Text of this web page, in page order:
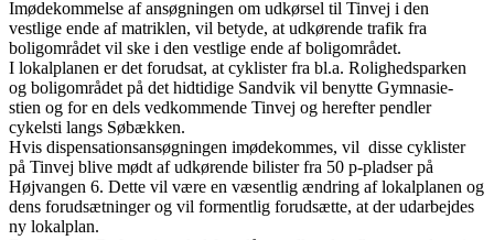
Imødekommelse af ansøgningen om udkørsel til Tinvej i den
vestlige ende af matriklen, vil betyde, at udkørende trafik fra
boligområdet vil ske i den vestlige ende af boligområdet.
I lokalplanen er det forudsat, at cyklister fra bl.a. Rolighedsparken
og boligområdet på det hidtidige Sandvik vil benytte Gymnasie-
stien og for en dels vedkommende Tinvej og herefter pendler
cykelsti langs Søbækken.
Hvis dispensationsansøgningen imødekommes, vil disse cyklister
på Tinvej blive mødt af udkørende bilister fra 50 p-pladser på
Højvangen 6. Dette vil være en væsentlig ændring af lokalplanen og
dens forudsætninger og vil formentlig forudsætte, at der udarbejdes
ny lokalplan.